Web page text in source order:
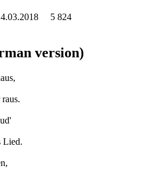
5 824
version)
Lied.